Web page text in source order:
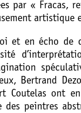
par « Fracas,
artistique
et en écho de
Bertrand
Coutelas ont
des peintres